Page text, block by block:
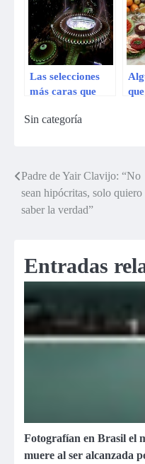
temporada
Las selecciones
más caras que
2014
Sin categoría
Navegación
de
Padre de Yair Clavijo: “No
sean hipócritas, solo quiero
saber la verdad”
Entradas
Fotografían en Brasil el
muere al ser alcanzada